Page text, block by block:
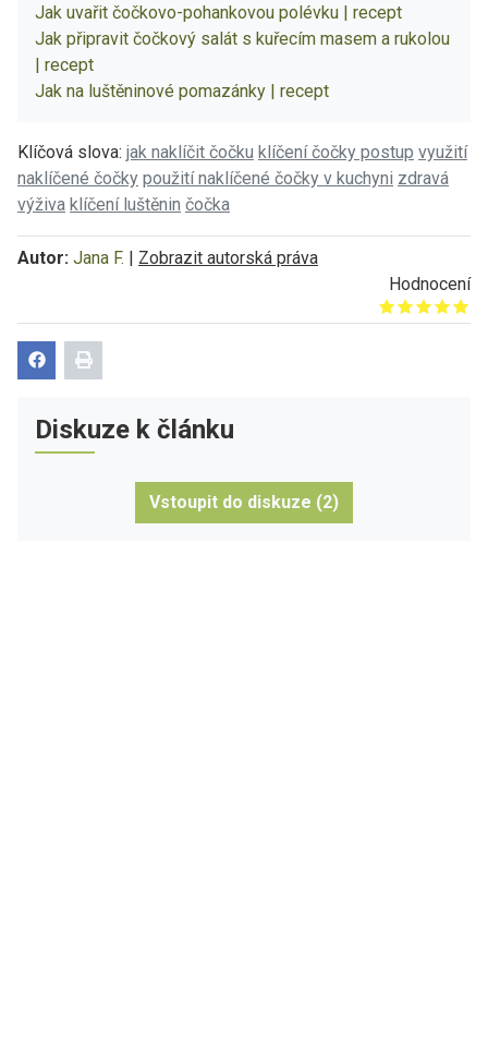
Jak uvařit čočkovo-pohankovou polévku | recept
Jak připravit čočkový salát s kuřecím masem a rukolou
| recept
Jak na luštěninové pomazánky | recept
Klíčová slova: jak naklíčit čočku klíčení čočky postup využití
naklíčené čočky použití naklíčené čočky v kuchyni zdravá
výživa klíčení luštěnin čočka
Autor: Jana F. | Zobrazit autorská práva
Hodnocení
Give it 1/5
Give it 2/5
Give it 3/5
Give it 4/5
Give it 5/5
Diskuze k článku
Vstoupit do diskuze (2)